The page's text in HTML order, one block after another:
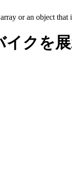
or an object
イクを